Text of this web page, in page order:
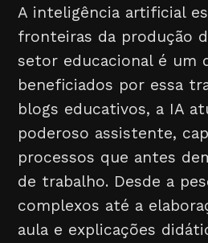
A inteligência artificial
fronteiras da produção
setor educacional é um
beneficiados por essa
blogs educativos, a IA
poderoso assistente,
processos que antes
de trabalho. Desde a
complexos até a
aula e explicações